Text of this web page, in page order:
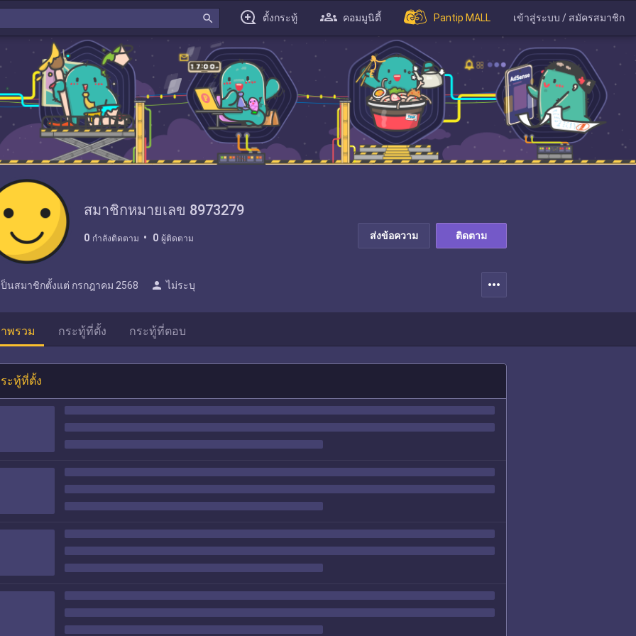
search ตั้งกระทู้ คอมมูนิตี้ Pantip MALL เข้าสู่ระบบ / สมัครสมาชิก
สมาชิกหมายเลข 8973279
0 กำลังติดตาม 0 ผู้ติดตาม ส่งข้อความ ติดตาม
ป็นสมาชิกตั้งแต่ กรกฎาคม 2568 person ไม่ระบุ more_horiz
พรวม กระทู้ที่ตั้ง กระทู้ที่ตอบ
ะทู้ที่ตั้ง